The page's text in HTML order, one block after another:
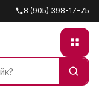
8 (905) 398-17-75